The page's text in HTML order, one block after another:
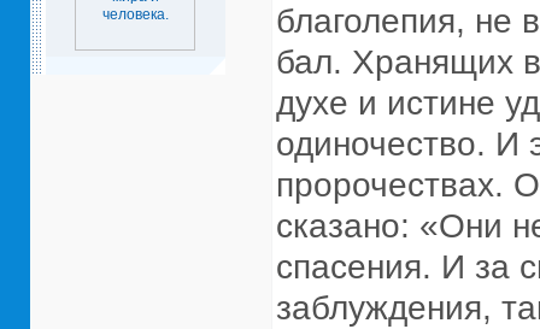
благолепия, не
бал. Хранящих
духе и истине
одиночество. И
пророчествах.
сказано: «Они
спасения. И за
заблуждения,